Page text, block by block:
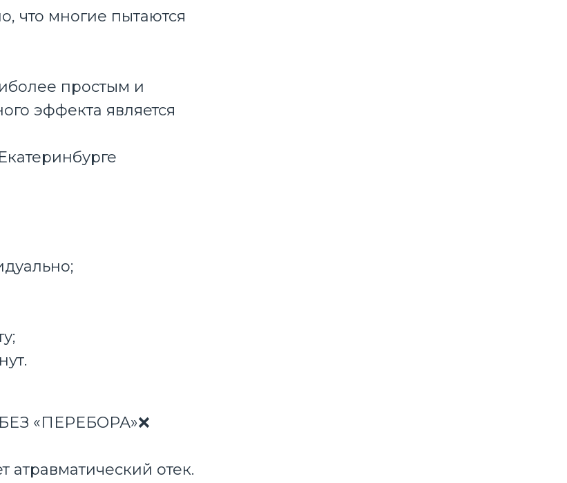
что многие пытаются
простым и
эффекта является
«ПЕРЕБОРА»❌
атравматический отек.